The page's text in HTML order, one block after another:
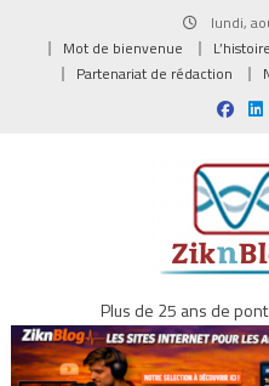
lundi,
Mot de bienvenue
Partenariat de rédaction
Plus de 25 ans de